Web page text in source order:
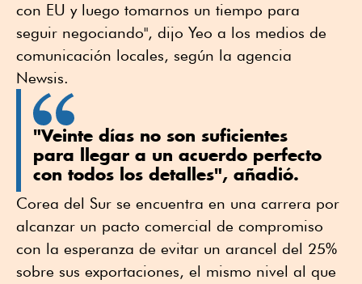
con EU y luego tomarnos un tiempo para
seguir negociando", dijo Yeo a los medios de
comunicación locales, según la agencia
Newsis.
"Veinte días no son suficientes
para llegar a un acuerdo perfecto
con todos los detalles", añadió.
Corea del Sur se encuentra en una carrera por
alcanzar un pacto comercial de compromiso
con la esperanza de evitar un arancel del 25%
sobre sus exportaciones, el mismo nivel al que